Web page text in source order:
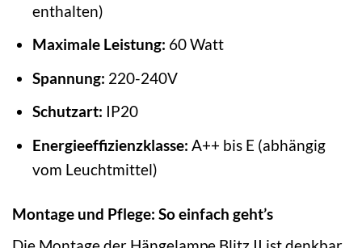
enthalten)
Maximale Leistung: 60 Watt
Spannung: 220-240V
Schutzart: IP20
Energieeffizienzklasse: A++ bis E (abhängig
vom Leuchtmittel)
Montage und Pflege: So einfach geht’s